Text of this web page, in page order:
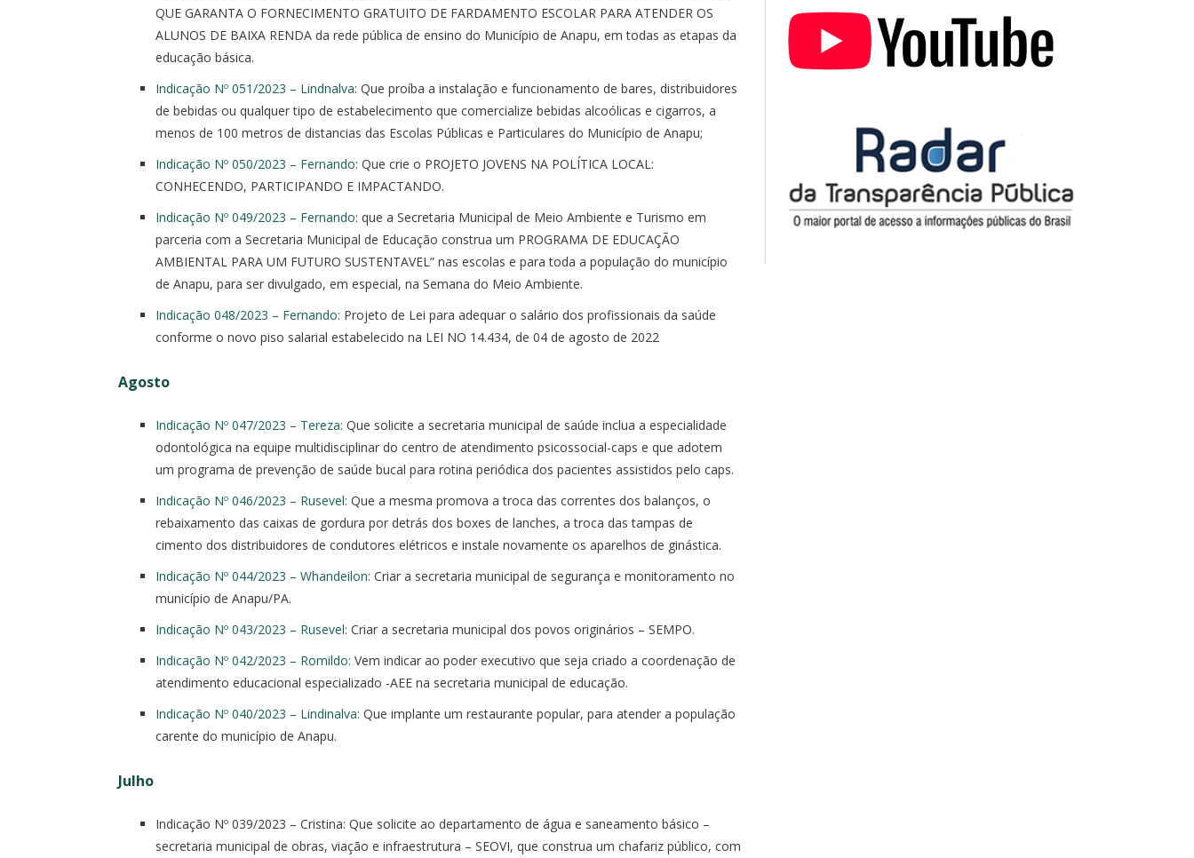
QUE GARANTA O FORNECIMENTO GRATUITO DE FARDAMENTO ESCOLAR PARA ATENDER OS
ALUNOS DE BAIXA RENDA da rede pública de ensino do Município de Anapu, em todas as etapas da
educação básica.
Indicação Nº 051/2023 – Lindnalva: Que proíba a instalação e funcionamento de bares, distribuidores
de bebidas ou qualquer tipo de estabelecimento que comercialize bebidas alcoólicas e cigarros, a
menos de 100 metros de distancias das Escolas Públicas e Particulares do Município de Anapu;
Indicação Nº 050/2023 – Fernando: Que crie o PROJETO JOVENS NA POLÍTICA LOCAL:
CONHECENDO, PARTICIPANDO E IMPACTANDO.
Indicação Nº 049/2023 – Fernando: que a Secretaria Municipal de Meio Ambiente e Turismo em
parceria com a Secretaria Municipal de Educação construa um PROGRAMA DE EDUCAÇÃO
AMBIENTAL PARA UM FUTURO SUSTENTAVEL” nas escolas e para toda a população do município
de Anapu, para ser divulgado, em especial, na Semana do Meio Ambiente.
Indicação 048/2023 – Fernando: Projeto de Lei para adequar o salário dos profissionais da saúde
conforme o novo piso salarial estabelecido na LEI NO 14.434, de 04 de agosto de 2022
Agosto
Indicação Nº 047/2023 – Tereza: Que solicite a secretaria municipal de saúde inclua a especialidade
odontológica na equipe multidisciplinar do centro de atendimento psicossocial-caps e que adotem
um programa de prevenção de saúde bucal para rotina periódica dos pacientes assistidos pelo caps.
Indicação Nº 046/2023 – Rusevel: Que a mesma promova a troca das correntes dos balanços, o
rebaixamento das caixas de gordura por detrás dos boxes de lanches, a troca das tampas de
cimento dos distribuidores de condutores elétricos e instale novamente os aparelhos de ginástica.
Indicação Nº 044/2023 – Whandeilon: Criar a secretaria municipal de segurança e monitoramento no
município de Anapu/PA.
Indicação Nº 043/2023 – Rusevel: Criar a secretaria municipal dos povos originários – SEMPO.
Indicação Nº 042/2023 – Romildo: Vem indicar ao poder executivo que seja criado a coordenação de
atendimento educacional especializado -AEE na secretaria municipal de educação.
Indicação Nº 040/2023 – Lindinalva: Que implante um restaurante popular, para atender a população
carente do município de Anapu.
Julho
Indicação Nº 039/2023 – Cristina: Que solicite ao departamento de água e saneamento básico –
secretaria municipal de obras, viação e infraestrutura – SEOVI, que construa um chafariz público, com